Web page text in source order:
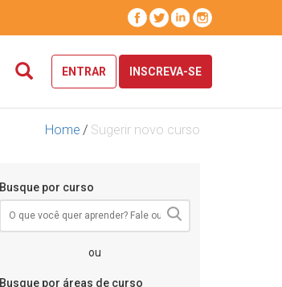
ENTRAR INSCREVA-SE
Home / Sugerir novo curso
Busque por curso
ou
Busque por áreas de curso